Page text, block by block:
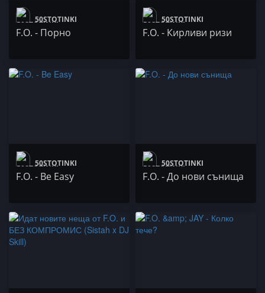
50STOTINKI
F.O. - Порно
50STOTINKI
F.O. - Кирливи ризи
50STOTINKI
F.O. - Be Easy
50STOTINKI
F.O. - До нови сънища